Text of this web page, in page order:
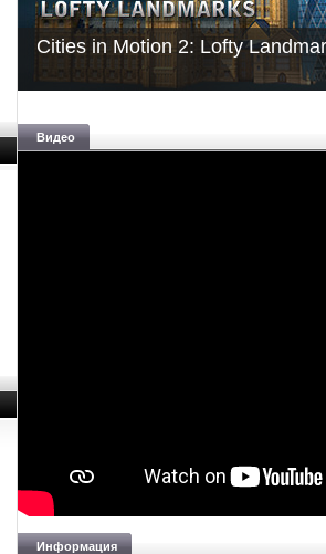
Cities in Motion 2: Lofty
Видео
Информация